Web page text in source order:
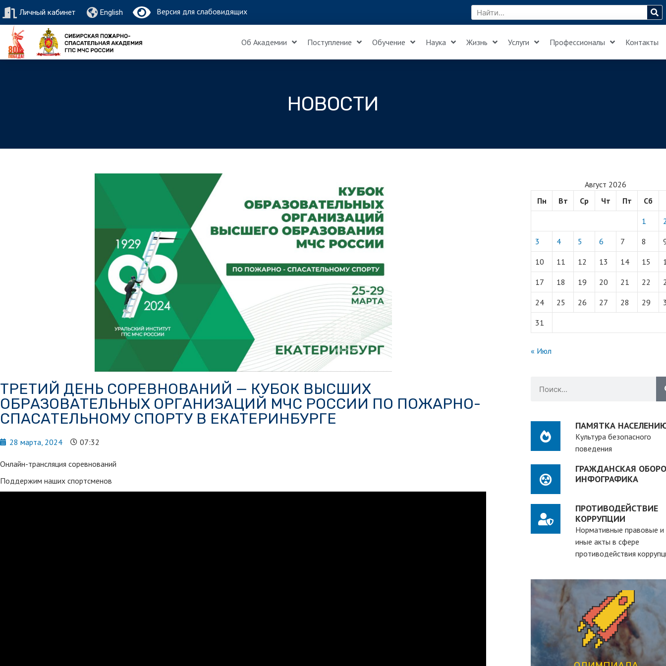
Личный кабинет English Версия для слабовидящих
Об Академии Поступление Обучение Наука Жизнь Услуги Профессионалы Контакты
НОВОСТИ
ТРЕТИЙ ДЕНЬ СОРЕВНОВАНИЙ — КУБОК ВЫСШИХ
ОБРАЗОВАТЕЛЬНЫХ ОРГАНИЗАЦИЙ МЧС РОССИИ ПО ПОЖАРНО-
СПАСАТЕЛЬНОМУ СПОРТУ В ЕКАТЕРИНБУРГЕ
28 марта, 2024 07:32
Онлайн-трансляция соревнований
Поддержим наших спортсменов
Август 2026
Пн
Вт Ср Чт Пт Сб
1
3 4 5 6 7 8
10 11 12 13 14 15
17 18 19 20 21 22
24 25 26 27 28 29
31
« Июл
ПАМЯТКА
Культура безопасного
поведения
ГРАЖДАНСКАЯ
ИНФОГРАФИКА
ПРОТИВОДЕЙСТВИЕ
КОРРУПЦИИ
Нормативные правовые и
иные акты в сфере
противодействия
студенческая олимпиада,
рассчитанная на действующих
студентов вузов
ПЕРЕЙТИ